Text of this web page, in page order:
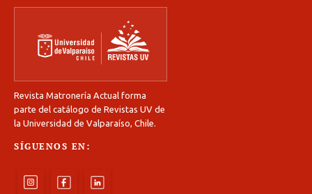
Revista Matronería Actual forma
parte del catálogo de Revistas UV de
la Universidad de Valparaíso, Chile.
SÍGUENOS EN: